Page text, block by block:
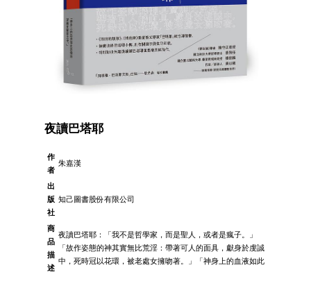
夜讀巴塔耶
作
者
朱嘉漢
出
版
社
知己圖書股份有限公司
商
品
描
述
夜讀巴塔耶：「我不是哲學家，而是聖人，或者是瘋子。」
「故作姿態的神其實無比荒淫：帶著可人的面具，獻身於虔誠
中，死時冠以花環，被老處女擁吻著。」「神身上的血液如此